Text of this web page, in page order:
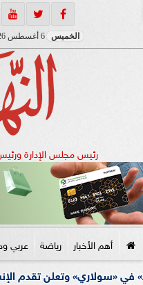
الخميس
رئيس مجلس الإدارة ورئيس
أهم الأخبار رياضة عربي